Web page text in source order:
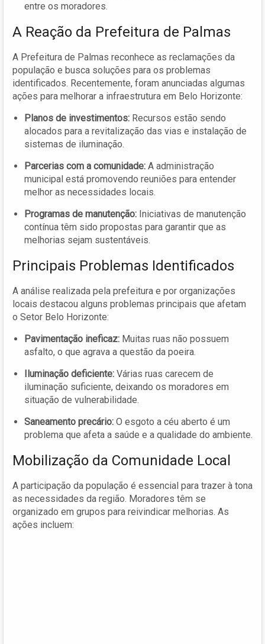
entre os moradores.
A Reação da Prefeitura de Palmas
A Prefeitura de Palmas reconhece as reclamações da
população e busca soluções para os problemas
identificados. Recentemente, foram anunciadas algumas
ações para melhorar a infraestrutura em Belo Horizonte:
Planos de investimentos: Recursos estão sendo
alocados para a revitalização das vias e instalação de
sistemas de iluminação.
Parcerias com a comunidade: A administração
municipal está promovendo reuniões para entender
melhor as necessidades locais.
Programas de manutenção: Iniciativas de manutenção
contínua têm sido propostas para garantir que as
melhorias sejam sustentáveis.
Principais Problemas Identificados
A análise realizada pela prefeitura e por organizações
locais destacou alguns problemas principais que afetam
o Setor Belo Horizonte:
Pavimentação ineficaz: Muitas ruas não possuem
asfalto, o que agrava a questão da poeira.
Iluminação deficiente: Várias ruas carecem de
iluminação suficiente, deixando os moradores em
situação de vulnerabilidade.
Saneamento precário: O esgoto a céu aberto é um
problema que afeta a saúde e a qualidade do ambiente.
Mobilização da Comunidade Local
A participação da população é essencial para trazer à tona
as necessidades da região. Moradores têm se
organizado em grupos para reivindicar melhorias. As
ações incluem: